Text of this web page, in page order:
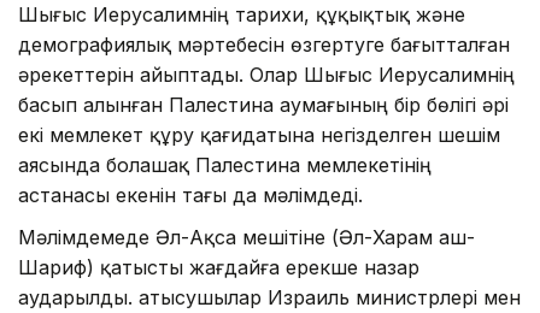
Шығыс Иерусалимнің тарихи, құқықтық және
демографиялық мәртебесін өзгертуге бағытталған
әрекеттерін айыптады. Олар Шығыс Иерусалимнің
басып алынған Палестина аумағының бір бөлігі әрі
екі мемлекет құру қағидатына негізделген шешім
аясында болашақ Палестина мемлекетінің
астанасы екенін тағы да мәлімдеді.
Мәлімдемеде Әл-Ақса мешітіне (Әл-Харам аш-
Шариф) қатысты жағдайға ерекше назар
аударылды. Қатысушылар Израиль министрлері мен